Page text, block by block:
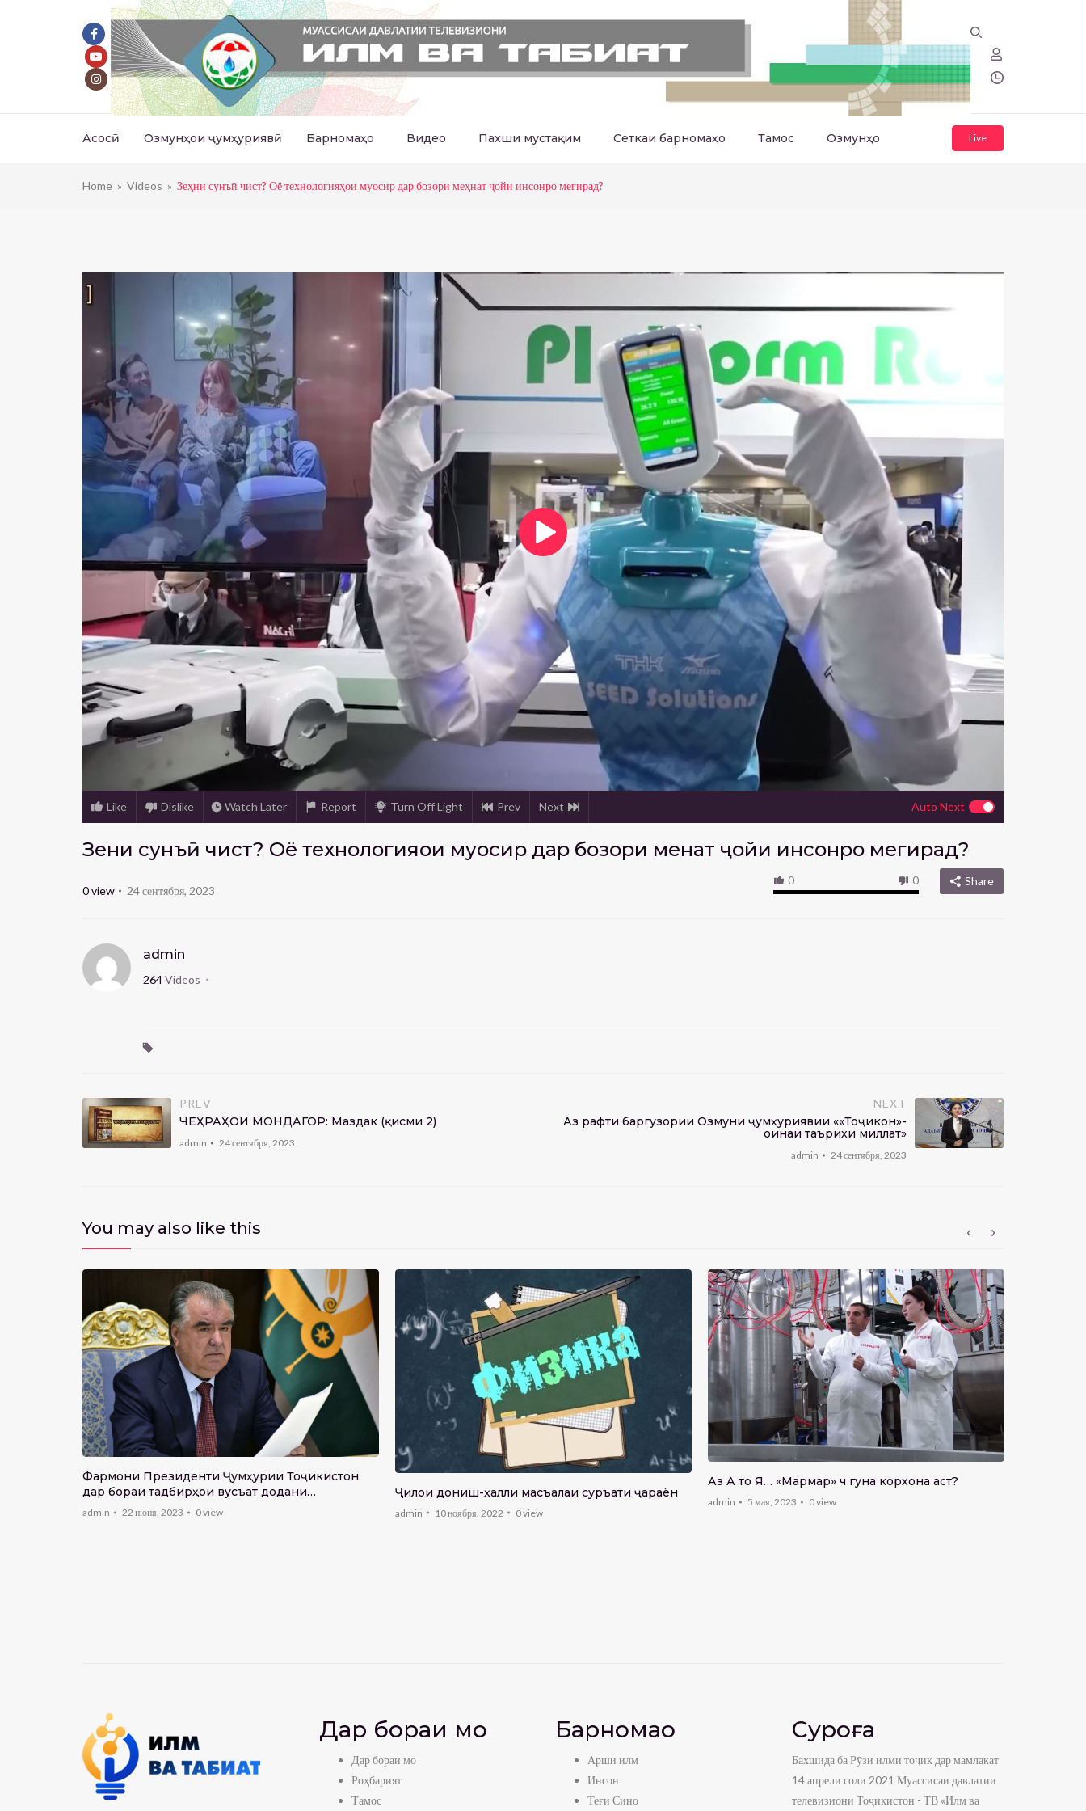
Асосӣ Озмунҳои ҷумҳуриявӣ Барномаҳо Видео Пахши мустақим Сеткаи барномаҳо Тамос Озмунҳо Live
Home » Videos » Зеҳни сунъӣ чист? Оё технологияҳои муосир дар бозори меҳнат ҷойи инсонро мегирад?
Like Dislike Watch Later Report Turn Off Light Prev Next Auto Next
Зеҳни сунъӣ чист? Оё технологияҳои муосир дар бозори меҳнат ҷойи инсонро мегирад?
0view 24 сентября, 2023
0 0 Share
admin
264Videos
PREV
ЧЕҲРАҲОИ МОНДАГОР: Маздак (қисми 2)
admin 24 сентября, 2023
NEXT
Аз рафти баргузории Озмуни ҷумҳуриявии ««Тоҷикон»-
оинаи таърихи миллат»
admin 24 сентября, 2023
You may also like this
Фармони Президенти Ҷумҳурии Тоҷикистон
дар бораи тадбирҳои вусъат додани
ҳисоббаробаркунии ғайринақдӣ
admin 22 июня, 2023 0view
Ҷилои дониш-ҳалли масъалаи суръати ҷараён
admin 10 ноября, 2022 0view
Аз А то Я… «Мармарӣ» чӣ гуна корхона аст?
admin 5 мая, 2023 0view
Дар бораи мо
Дар бораи мо
Роҳбарият
Тамос
Барномаҳо
Арши илм
Инсон
Теғи Сино
Суроға
Бахшида ба Рӯзи илми тоҷик дар мамлакат
14 апрели соли 2021 Муассисаи давлатии
телевизиони Тоҷикистон - ТВ «Илм ва